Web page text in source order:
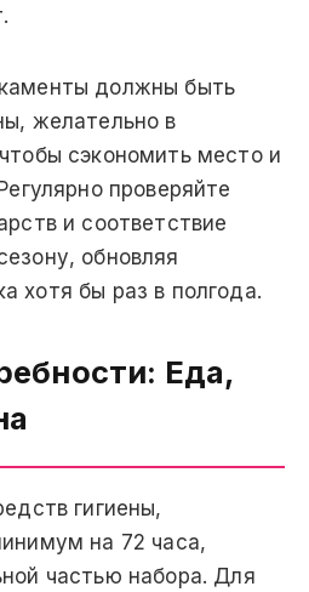
должны быть
желательно в
сэкономить место и
проверяйте
и соответствие
обновляя
хотя бы раз в полгода.
Еда,
гигиены,
на 72 часа,
частью набора. Для